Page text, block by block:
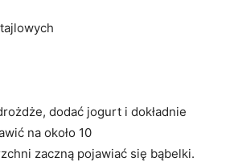
dodać jogurt i dokładnie
na około 10
zaczną pojawiać się bąbelki.